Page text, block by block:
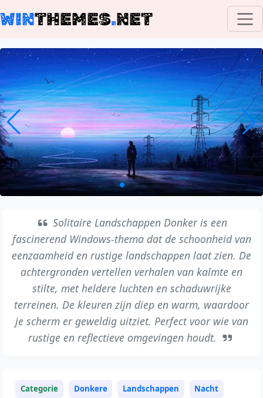
WINTHEMES.NET
Solitaire Landschappen Donker is een
fascinerend Windows-thema dat de schoonheid van
eenzaamheid en rustige landschappen laat zien. De
achtergronden vertellen verhalen van kalmte en
stilte, met heldere luchten en schaduwrijke
terreinen. De kleuren zijn diep en warm, waardoor
je scherm er geweldig uitziet. Perfect voor wie van
rustige en reflectieve omgevingen houdt.
Categorie Donkere Landschappen Nacht